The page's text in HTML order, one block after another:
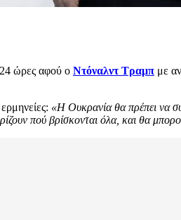
ώρες αφού ο Ντόναλντ Τραμπ με
«Η Ουκρανία θα πρέπει να
πού βρίσκονται όλα, και θα